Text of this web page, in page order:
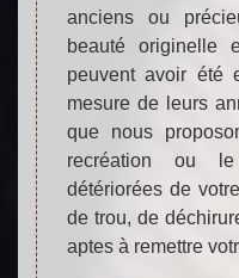
anciens ou
beauté originelle
peuvent avoir été
mesure de leurs
que nous
recréation ou
détériorées de
de trou, de
aptes à remettre